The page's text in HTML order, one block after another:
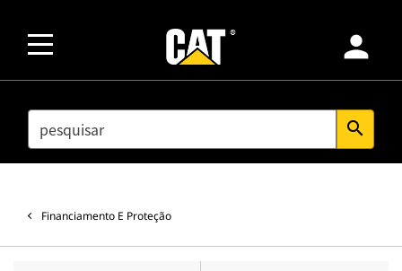
person
SEARCH search
Financiamento E Proteção